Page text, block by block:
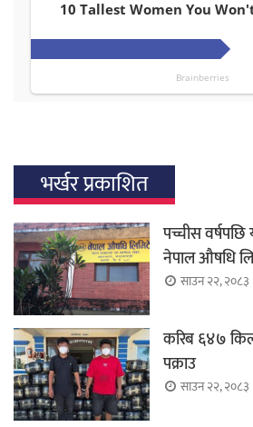
भर्खर प्रकाशित
पच्चीस वर्षपछि
नेपाल औषधि
साउन २२, २०८३
करिब ६४७
पक्राउ
साउन २२, २०८३